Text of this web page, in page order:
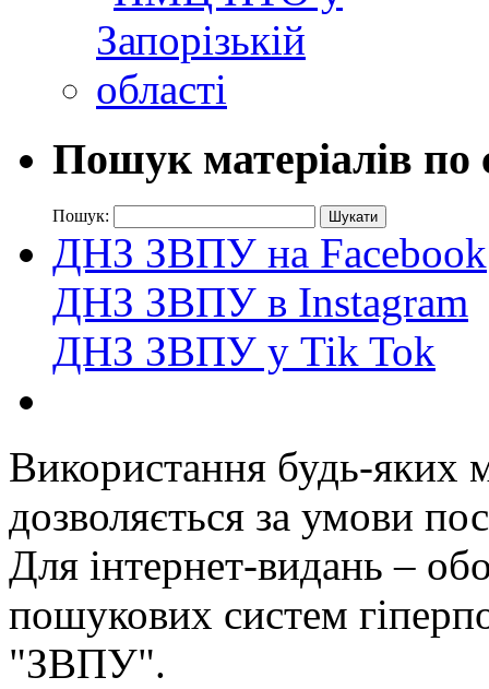
Пошук матеріалів по
Пошук:
ДНЗ ЗВПУ на Facebook
ДНЗ ЗВПУ в Instagram
ДНЗ ЗВПУ у Tik Tok
Використання будь-яких
дозволяється за умови
Для інтернет-видань –
пошукових систем
"ЗВПУ".